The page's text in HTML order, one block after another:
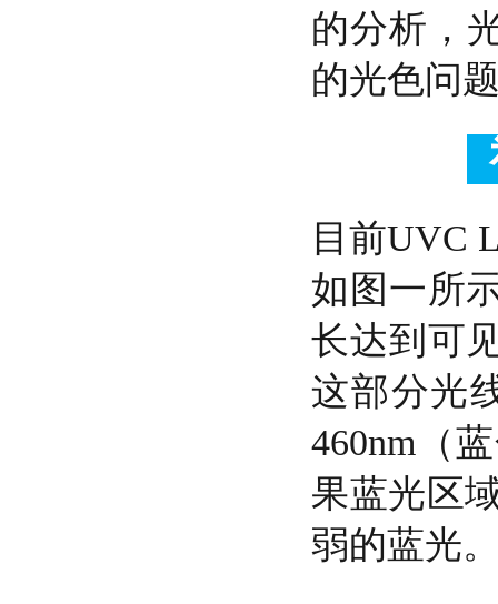
的分析，
的光色问
目前UVC
如图一所
长达到可
这部分光
460nm（
果蓝光区
弱的蓝光